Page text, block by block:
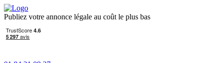
Publiez votre annonce légale au coût le plus bas